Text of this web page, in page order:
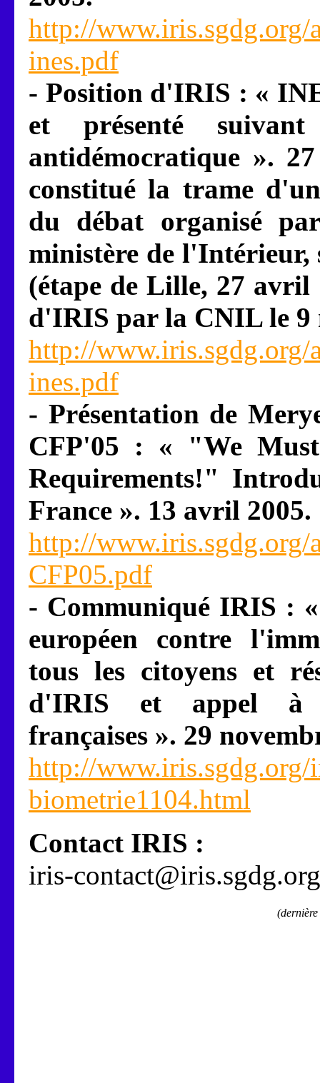
http://www.iris.sgdg.org/
ines.pdf
- Position d'IRIS : «
et présenté
antidémocratique ».
constitué la trame
du débat organisé
ministère de
(étape de Lille, 27
d'IRIS par la CNIL le 9
http://
ines.pdf
- Présentation de
CFP'05 : « "We
Requirements!"
France ». 13 avril 2005.
http://www.iris.sgdg.org/
CFP05.pdf
- Communiqué IRIS :
européen contre
tous les citoyens et
d'IRIS et appel à
françaises ». 29
http://www.iris.sgdg.org/
biometrie1104.html
Contact IRIS :
iris-